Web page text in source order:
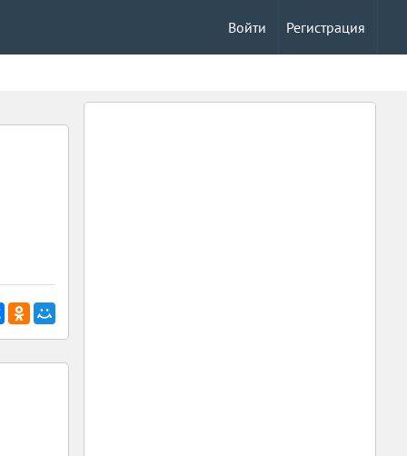
Регистрация
Войти